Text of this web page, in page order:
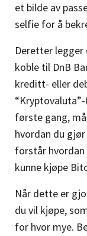
et bilde av
selfie for å
Deretter legger
koble til DnB
kreditt- eller
første gang,
hvordan du
forstår hvordan
kunne kjøpe
Når dette er
du vil kjøpe,
for hvor mye.